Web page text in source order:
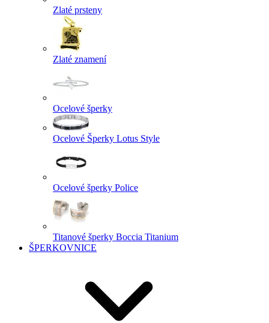
Zlaté prsteny
Zlaté znamení
Ocelové šperky
Ocelové Šperky Lotus Style
Ocelové šperky Police
Titanové šperky Boccia Titanium
ŠPERKOVNICE